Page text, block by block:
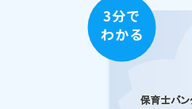
3分で
わかる